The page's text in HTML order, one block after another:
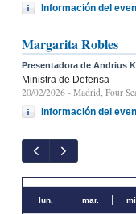
Información del
Margarita Robles
Presentadora de Andrius
Ministra de Defensa
20/02/2026 - Madrid, Four
Información del
lun. mar.